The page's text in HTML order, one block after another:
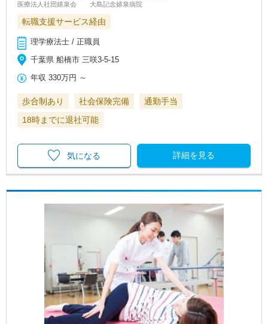
医療法人社団嬉泉会 大島記念嬉泉病院
転職支援サービス経由
理学療法士 / 正職員
千葉県 船橋市 三咲3-5-15
年収 330万円 ～
歩合制あり 社会保険完備
通勤手当
18時までに退社可能
詳細を見る
気になる